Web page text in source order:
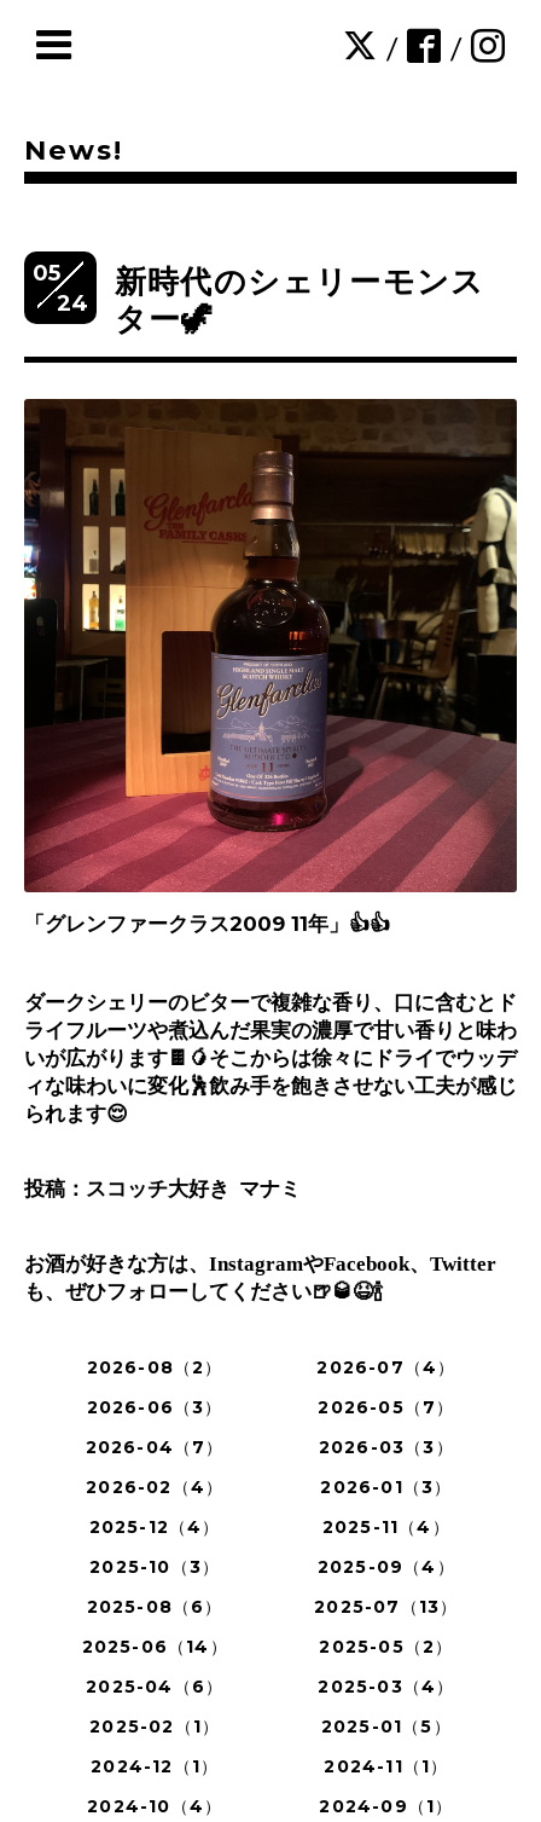
/ /
News!
05
24
新時代のシェリーモンス
ター🦖
「グレンファークラス2009 11年」👍👍
ダークシェリーのビターで複雑な香り、口に含むとド
ライフルーツや煮込んだ果実の濃厚で甘い香りと味わ
いが広がります 🍫🥭そこからは徐々にドライでウッデ
ィな味わいに変化🕺飲み手を飽きさせない工夫が感じ
られます😌
投稿：スコッチ大好き マナミ
お酒が好きな方は、 InstagramやFacebook、 Twitter
も、ぜひフォローしてください🍺🥃😆🍾
2026-08（2）
2026-07（4）
2026-06（3）
2026-05（7）
2026-04（7）
2026-03（3）
2026-02（4）
2026-01（3）
2025-12（4）
2025-11（4）
2025-10（3）
2025-09（4）
2025-08（6）
2025-07（13）
2025-06（14）
2025-05（2）
2025-04（6）
2025-03（4）
2025-02（1）
2025-01（5）
2024-12（1）
2024-11（1）
2024-10（4）
2024-09（1）